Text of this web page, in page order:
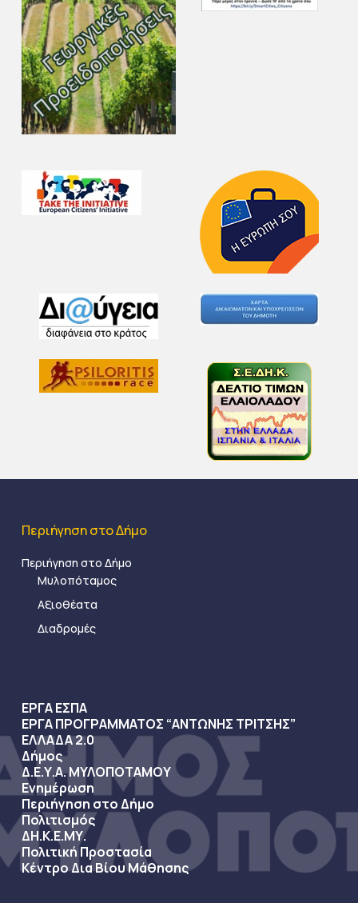
Περιήγηση στο Δήμο
Περιήγηση στο Δήμο
Μυλοπόταμος
Αξιοθέατα
Διαδρομές
ΕΡΓΑ ΕΣΠΑ
ΕΡΓΑ ΠΡΟΓΡΑΜΜΑΤΟΣ “ΑΝΤΩΝΗΣ ΤΡΙΤΣΗΣ”
ΕΛΛΑΔΑ 2.0
Δήμος
Δ.Ε.Υ.Α. ΜΥΛΟΠΟΤΑΜΟΥ
Ενημέρωση
Περιήγηση στο Δήμο
Πολιτισμός
ΔΗ.Κ.Ε.ΜΥ.
Πολιτική Προστασία
Κέντρο Δια Βίου Μάθησης